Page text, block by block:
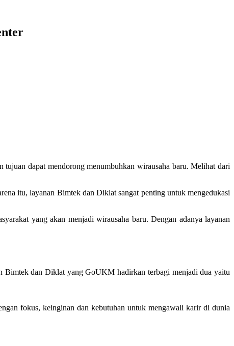
dapat mendorong menumbuhkan wirausaha baru. Melihat dari
itu, layanan Bimtek dan Diklat sangat penting untuk mengedukasi
yang akan menjadi wirausaha baru. Dengan adanya layanan
Bimtek dan Diklat yang GoUKM hadirkan terbagi menjadi dua yaitu
fokus, keinginan dan kebutuhan untuk mengawali karir di dunia